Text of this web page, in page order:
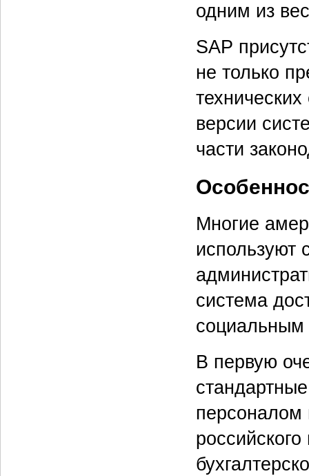
одним из
SAP
не только
версии
части
Многие
используют
система
социальным
В первую
персоналом